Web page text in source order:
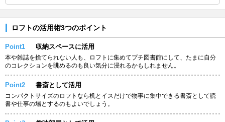
ロフトの活用術3つのポイント
Point1 収納スペースに活用
本や雑誌を捨てられない人も、ロフトに集めてプチ図書館にして、たまに自分
のコレクションを眺めるのも良い気分に浸れるかもしれません。
Point2 書斎として活用
コンパクトサイズのロフトなら机とイスだけで物事に集中できる書斎として読
書や仕事の場とするのもよいでしょう。